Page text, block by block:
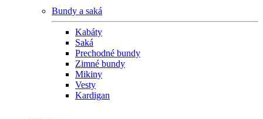
Bundy a saká
Kabáty
Saká
Prechodné bundy
Zimné bundy
Mikiny
Vesty
Kardigan